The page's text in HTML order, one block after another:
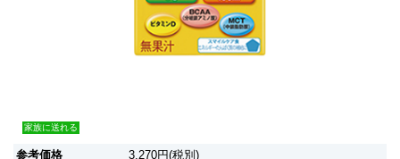
家族に送れる
参考価格
3,270円(税別)